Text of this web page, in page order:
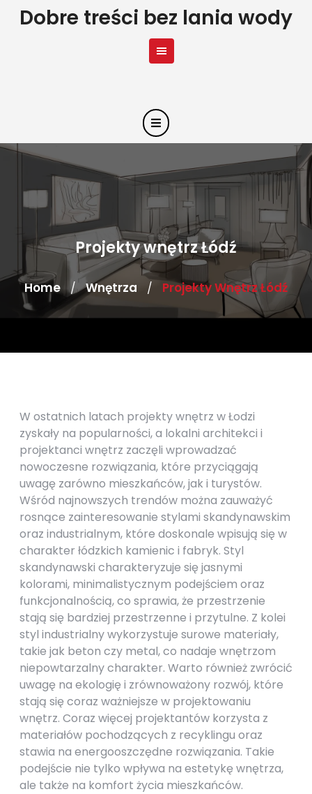
SkipDobre treści bez lania wody
Projekty wnętrz Łódź
Home / Wnętrza / Projekty Wnętrz Łódź
W ostatnich latach projekty wnętrz w Łodzi
zyskały na popularności, a lokalni architekci i
projektanci wnętrz zaczęli wprowadzać
nowoczesne rozwiązania, które przyciągają
uwagę zarówno mieszkańców, jak i turystów.
Wśród najnowszych trendów można zauważyć
rosnące zainteresowanie stylami skandynawskim
oraz industrialnym, które doskonale wpisują się w
charakter łódzkich kamienic i fabryk. Styl
skandynawski charakteryzuje się jasnymi
kolorami, minimalistycznym podejściem oraz
funkcjonalnością, co sprawia, że przestrzenie
stają się bardziej przestrzenne i przytulne. Z kolei
styl industrialny wykorzystuje surowe materiały,
takie jak beton czy metal, co nadaje wnętrzom
niepowtarzalny charakter. Warto również zwrócić
uwagę na ekologię i zrównoważony rozwój, które
stają się coraz ważniejsze w projektowaniu
wnętrz. Coraz więcej projektantów korzysta z
materiałów pochodzących z recyklingu oraz
stawia na energooszczędne rozwiązania. Takie
podejście nie tylko wpływa na estetykę wnętrza,
ale także na komfort życia mieszkańców.